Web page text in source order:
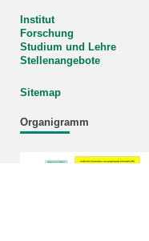
Institut
Forschung
Studium und Lehre
Stellenangebote
Sitemap
Organigramm